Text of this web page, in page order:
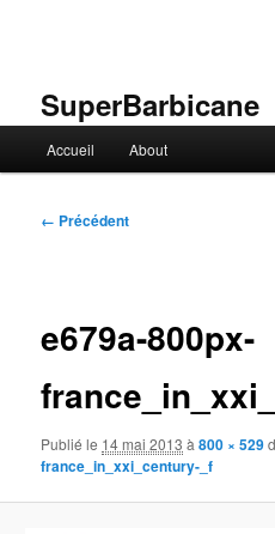
SuperBarbicane
principal
Accueil About
Navigation
← Précédent
e679a-800px-
Publié le 14 mai 2013 à800 × 529
france_in_xxi_century-_f